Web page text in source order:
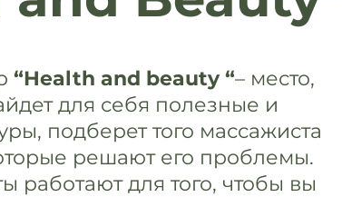
“Health and beauty “– место,
для себя полезные и
подберет того массажиста
решают его проблемы.
работают для того, чтобы вы